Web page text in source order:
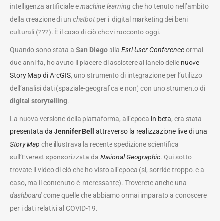
intelligenza artificiale emachine learningche ho tenuto nell’ambito
della creazione di un chatbotper il digital marketing dei beni
culturali (???). È il caso di ciò che vi racconto oggi.
Quando sono stata a San Diegoalla Esri User Conferenceormai
due anni fa, ho avuto il piacere di assistere al lancio delle nuove
Story Map di ArcGIS, uno strumento di integrazione per l’utilizzo
dell’analisi dati (spaziale-geografica e non) con uno strumento di
digital storytelling.
La nuova versione della piattaforma, all’epoca in beta, era stata
presentata da Jennifer Bell attraverso la realizzazione live di una
Story Map che illustrava la recente spedizione scientifica
sull’Everest sponsorizzata da National Geographic. Qui sotto
trovate il video di ciò che ho visto all’epoca (sì, sorride troppo, e a
caso, ma il contenuto è interessante). Troverete anche una
dashboardcome quelle che abbiamo ormai imparato a conoscere
per i dati relativi al COVID-19.